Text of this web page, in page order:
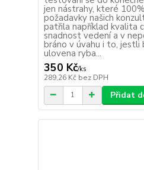
jen nástrahy, které
požadavky našich
patřila například kvalita
snadnost vedení a v
bráno v úvahu i to, jestli
ulovena ryba...
350 Kč/ks
289,26 Kč bez DPH
Přidat